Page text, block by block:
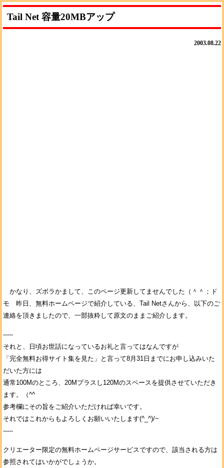
Tail Net 容量20MBアップ
2003.08.22
かなり、ズボラかまして、このページ更新してませんでした（＾＾；ド
モ 昨日、無料ホームページで紹介している、Tail Netさんから、以下のご
連絡を頂きましたので、一部抜粋して原文のままご紹介します。
-----
それと、日頃お世話になっているお礼と言ってはなんですが
「完全無料お得サイト集を見た」と言って8月31日までにお申し込みいた
だいた方には
通常100Mのところ、20Mプラスし120Mのスペースを提供させていただき
ます。（^^
参考欄にその旨をご紹介いただければ幸いです。
それではこれからもよろしくお願いいたします(^_^)/~
-----
クリエーター限定の無料ホームページサービスですので、該当される方は
参照されてはいかがでしょうか。